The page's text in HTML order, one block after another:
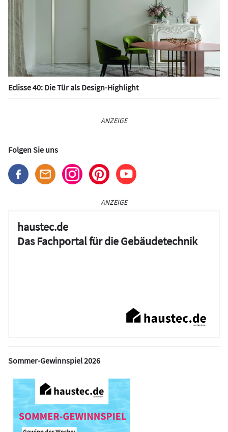
Eclisse 40: Die Tür als Design-Highlight
ANZEIGE
Folgen Sie uns
ANZEIGE
haustec.de
Das Fachportal für die Gebäudetechnik
Sommer-Gewinnspiel 2026